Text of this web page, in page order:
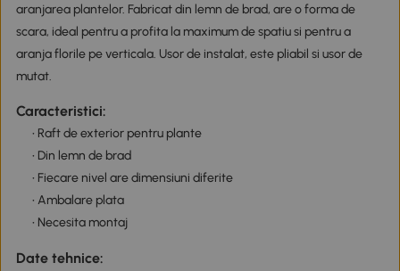
aranjarea plantelor. Fabricat din lemn de brad, are o forma de
scara, ideal pentru a profita la maximum de spatiu si pentru a
aranja florile pe verticala. Usor de instalat, este pliabil si usor de
mutat.
Caracteristici:
• Raft de exterior pentru plante
• Din lemn de brad
• Fiecare nivel are dimensiuni diferite
• Ambalare plata
• Necesita montaj
Date tehnice: